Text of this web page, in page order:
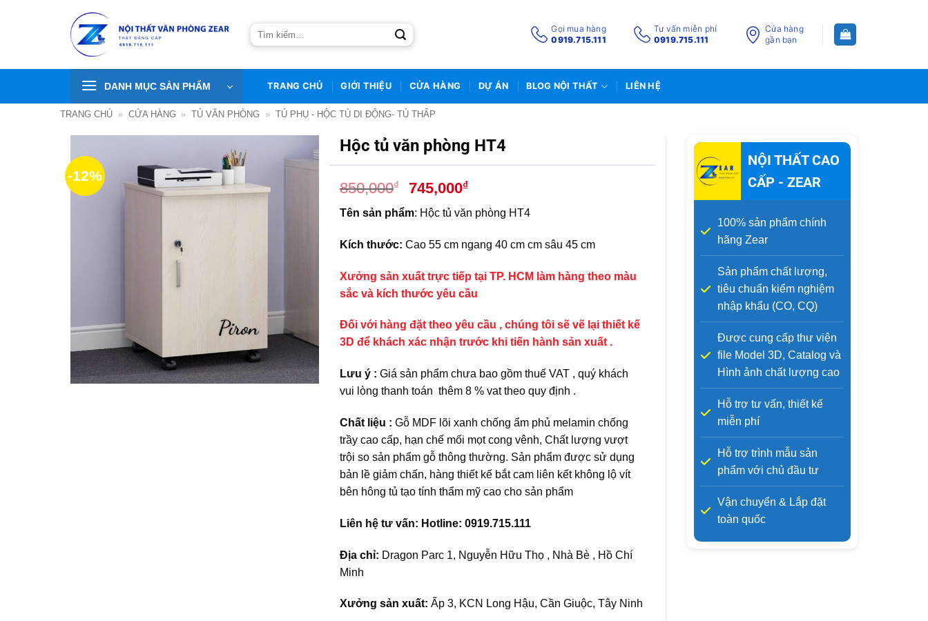
Tìm
kiếm:
Gọi mua hàng
0919.715.111
Tư vấn miễn phí
0919.715.111
Cửa hàng
gần bạn
DANH MỤC SẢN PHẨM TRANG CHỦ GIỚI THIỆU CỬA HÀNG DỰ ÁN BLOG NỘI THẤT LIÊN HỆ
TRANG CHỦ » CỬA HÀNG » TỦ VĂN PHÒNG » TỦ PHỤ - HỘC TỦ DI ĐỘNG- TỦ THẤP
-12%
Hộc tủ văn phòng HT4
850,000₫
Giá
gốc
là:
850,000₫.
745,000₫Giá
hiện
tại
745,000₫.
Tên sản phẩm: Hộc tủ văn phòng HT4
Kích thước: Cao 55 cm ngang 40 cm cm sâu 45 cm
Xưởng sản xuất trực tiếp tại TP. HCM làm hàng theo màu
sắc và kích thước yêu cầu
Đối với hàng đặt theo yêu cầu , chúng tôi sẽ vẽ lại thiết kế
3D để khách xác nhận trước khi tiến hành sản xuất .
Lưu ý : Giá sản phẩm chưa bao gồm thuế VAT , quý khách
vui lòng thanh toán thêm 8 % vat theo quy định .
Chất liệu : Gỗ MDF lõi xanh chống ẩm phủ melamin chống
trầy cao cấp, hạn chế mối mọt cong vênh, Chất lượng vượt
trội so sản phẩm gỗ thông thường. Sản phẩm được sử dụng
bản lề giảm chấn, hàng thiết kế bắt cam liên kết không lộ vít
bên hông tủ tạo tính thẩm mỹ cao cho sản phẩm
Liên hệ tư vấn: Hotline: 0919.715.111
Địa chỉ: Dragon Parc 1, Nguyễn Hữu Thọ , Nhà Bè , Hồ Chí
Minh
Xưởng sản xuất: Ấp 3, KCN Long Hậu, Cần Giuộc, Tây Ninh
NỘI THẤT CAO
CẤP - ZEAR
100% sản phẩm chính
hãng Zear
Sản phẩm chất lượng,
tiêu chuẩn kiểm nghiệm
nhập khẩu (CO, CQ)
Được cung cấp thư viện
file Model 3D, Catalog và
Hình ảnh chất lượng cao
Hỗ trợ tư vấn, thiết kế
miễn phí
Hỗ trợ trình mẫu sản
phẩm với chủ đầu tư
Vận chuyển & Lắp đặt
toàn quốc